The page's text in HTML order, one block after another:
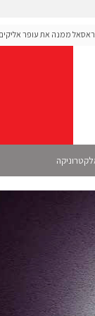
ממנה את עופר אליקים